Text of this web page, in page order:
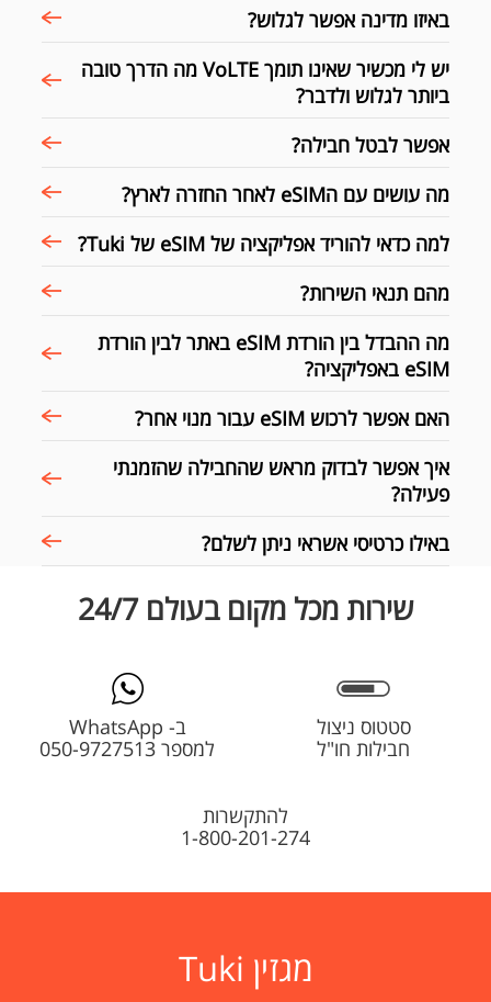
באיזו מדינה אפשר לגלוש?
יש לי מכשיר שאינו תומך VoLTE מה הדרך טובה
ביותר לגלוש ולדבר?
אפשר לבטל חבילה?
מה עושים עם הeSIM לאחר החזרה לארץ?
למה כדאי להוריד אפליקציה של eSIM של Tuki?
מהם תנאי השירות?
מה ההבדל בין הורדת eSIM באתר לבין הורדת
eSIM באפליקציה?
האם אפשר לרכוש eSIM עבור מנוי אחר?
איך אפשר לבדוק מראש שהחבילה שהזמנתי
פעילה?
באילו כרטיסי אשראי ניתן לשלם?
שירות מכל מקום בעולם 24/7
סטטוס ניצול
חבילות חו"ל
ב- WhatsApp
למספר 050-9727513
להתקשרות
1-800-201-274
מגזין Tuki